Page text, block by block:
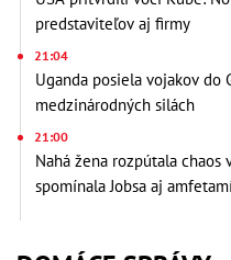
predstaviteľov aj firmy
21:04
Uganda posiela vojakov do
medzinárodných silách
21:00
Nahá žena rozpútala
spomínala Jobsa aj